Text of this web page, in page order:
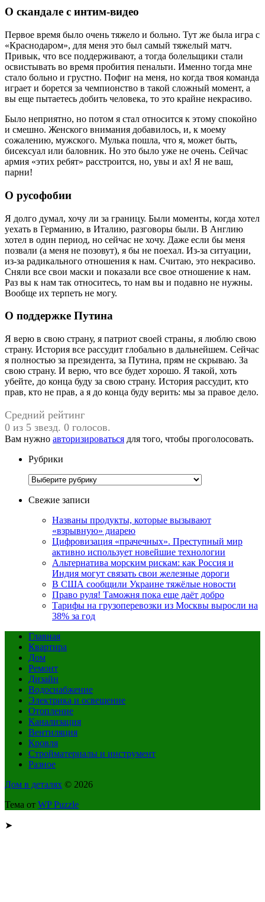
О скандале с интим-видео
Первое время было очень тяжело и больно. Тут же была игра с
«Краснодаром», для меня это был самый тяжелый матч.
Привык, что все поддерживают, а тогда болельщики стали
освистывать во время пробития пенальти. Именно тогда мне
стало больно и грустно. Пофиг на меня, но когда твоя команда
играет и борется за чемпионство в такой сложный момент, а
вы еще пытаетесь добить человека, то это крайне некрасиво.
Было неприятно, но потом я стал относится к этому спокойно
и смешно. Женского внимания добавилось, и, к моему
сожалению, мужского. Мулька пошла, что я, может быть,
бисексуал или баловник. Но это было уже не очень. Сейчас
армия «этих ребят» расстроится, но, увы и ах! Я не ваш,
парни!
О русофобии
Я долго думал, хочу ли за границу. Были моменты, когда хотел
уехать в Германию, в Италию, разговоры были. В Англию
хотел в один период, но сейчас не хочу. Даже если бы меня
позвали (а меня не позовут), я бы не поехал. Из-за ситуации,
из-за радикального отношения к нам. Считаю, это некрасиво.
Сняли все свои маски и показали все свое отношение к нам.
Раз вы к нам так относитесь, то нам вы и подавно не нужны.
Вообще их терпеть не могу.
О поддержке Путина
Я верю в свою страну, я патриот своей страны, я люблю свою
страну. История все рассудит глобально в дальнейшем. Сейчас
я полностью за президента, за Путина, прям не скрываю. За
свою страну. И верю, что все будет хорошо. Я такой, хоть
убейте, до конца буду за свою страну. История рассудит, кто
прав, кто не прав, а я до конца буду верить: мы за правое дело.
Средний рейтинг
0 из 5 звезд. 0 голосов.
Вам нужно авторизироваться для того, чтобы проголосовать.
Рубрики
Рубрики
Свежие записи
Названы продукты, которые вызывают
«взрывную» диарею
Цифровизация «прачечных». Преступный мир
активно использует новейшие технологии
Альтернатива морским рискам: как Россия и
Индия могут связать свои железные дороги
В США сообщили Украине тяжёлые новости
Право руля! Таможня пока еще даёт добро
Тарифы на грузоперевозки из Москвы выросли на
38% за год
Главная
Квартира
Дом
Ремонт
Дизайн
Водоснабжение
Электрика и освещение
Отопление
Канализация
Вентиляция
Кровля
Стройматериалы и инструмент
Разное
Дом в деталях © 2026
Тема от WP Puzzle
➤